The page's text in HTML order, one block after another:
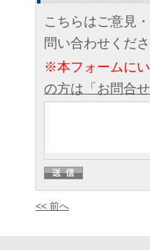
こちらはご意見
問い合わせくだ
※本フォームに
の方は「お問合
<< 前へ